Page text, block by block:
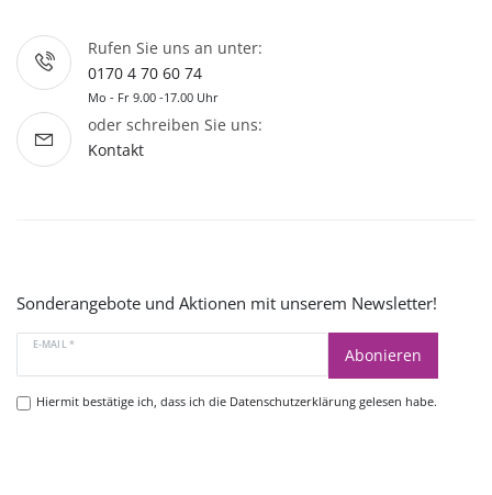
Rufen Sie uns an unter:
0170 4 70 60 74
Mo - Fr 9.00 -17.00 Uhr
oder schreiben Sie uns:
Kontakt
Sonderangebote und Aktionen mit unserem Newsletter!
E-MAIL *
Abonieren
Hiermit bestätige ich, dass ich die Datenschutzerklärunggelesen habe.